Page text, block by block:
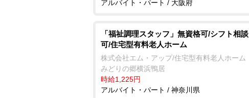
アルバイト・パート / 大阪府
「福祉調理スタッフ」無資格可/シフト相談
可/住宅型有料老人ホーム
株式会社エム・アップ/住宅型有料老人ホーム
みどりの郷横浜鴨居
時給1,225円
アルバイト・パート / 神奈川県